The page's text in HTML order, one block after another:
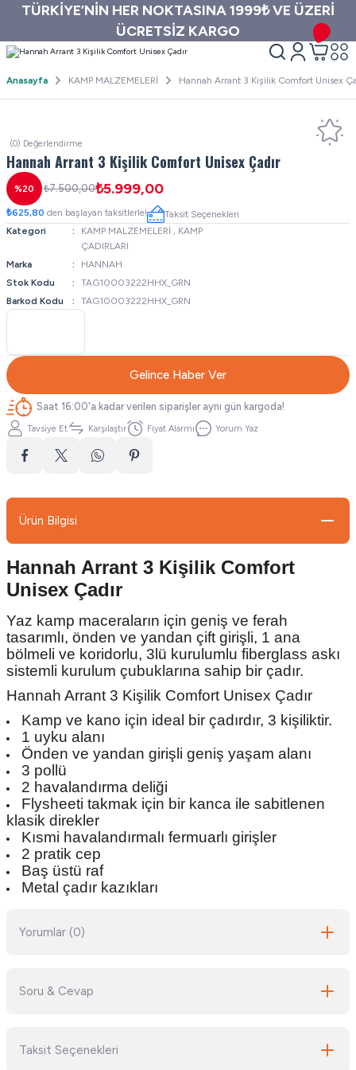
TÜRKİYE’NİN HER NOKTASINA 1999₺ VE ÜZERİ
ÜCRETSİZ KARGO
Anasayfa KAMP MALZEMELERİ Hannah Arrant 3 Kişilik Comfort Unisex
(0) Değerlendirme
Hannah Arrant 3 Kişilik Comfort Unisex Çadır
%20 ₺7.500,00₺5.999,00
₺625,80 den başlayan taksitlerle!
Taksit Seçenekleri
Kategori
KAMP MALZEMELERİ , KAMP
ÇADIRLARI
Marka
HANNAH
Stok Kodu
TAG10003222HHX_GRN
Barkod Kodu
TAG10003222HHX_GRN
Gelince Haber Ver
Saat 16:00'a kadar verilen siparişler aynı gün kargoda!
Tavsiye Et Karşılaştır Fiyat Alarmı Yorum Yaz
Ürün Bilgisi
Hannah Arrant 3 Kişilik Comfort
Unisex Çadır
Yaz kamp maceraların için geniş ve ferah
tasarımlı, önden ve yandan çift girişli, 1 ana
bölmeli ve koridorlu, 3lü kurulumlu fiberglass askı
sistemli kurulum çubuklarına sahip bir çadır.
Hannah Arrant 3 Kişilik Comfort Unisex Çadır
Kamp ve kano için ideal bir çadırdır, 3 kişiliktir.
1 uyku alanı
Önden ve yandan girişli geniş yaşam alanı
3 pollü
2 havalandırma deliği
Flysheeti takmak için bir kanca ile sabitlenen
klasik direkler
Kısmi havalandırmalı fermuarlı girişler
2 pratik cep
Baş üstü raf
Metal çadır kazıkları
Yorumlar (0)
Soru & Cevap
Taksit Seçenekleri